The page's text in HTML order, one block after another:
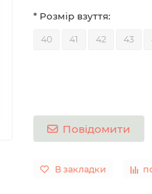
* Розмір взуття:
40 41 42 43
Повідомити
В закладки